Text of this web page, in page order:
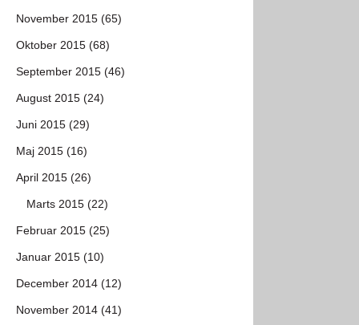
November 2015 (65)
Oktober 2015 (68)
September 2015 (46)
August 2015 (24)
Juni 2015 (29)
Maj 2015 (16)
April 2015 (26)
Marts 2015 (22)
Februar 2015 (25)
Januar 2015 (10)
December 2014 (12)
November 2014 (41)